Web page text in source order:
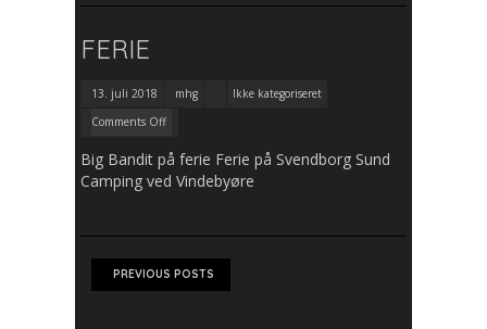
FERIE
13. juli 2018 mhg
Ikke kategoriseret
Comments Off
Big Bandit på ferie Ferie på Svendborg Sund
Camping ved Vindebyøre
PREVIOUS POSTS